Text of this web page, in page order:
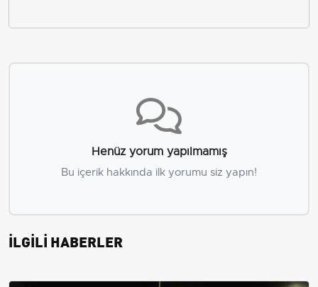
Henüz yorum yapılmamış
Bu içerik hakkında ilk yorumu siz yapın!
İLGİLİ HABERLER